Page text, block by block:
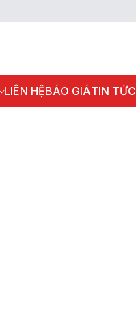
LIÊN HỆBÁO GIÁTIN TỨC